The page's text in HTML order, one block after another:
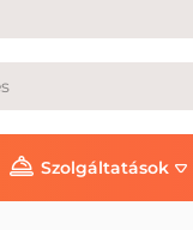
Szolgáltatások